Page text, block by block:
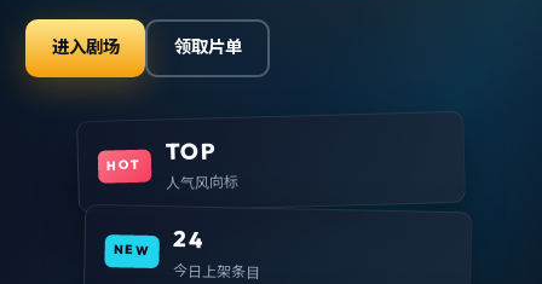
进入剧场 领取片单
HOT TOP
人气风向标
NEW 24
今日上架条目